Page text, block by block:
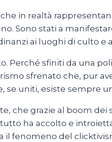
in realtà
Sono stati a
ai luoghi di culto
Perché sfiniti da una
sfrenato che, pur
se uniti, esiste sempre
che grazie al boom
ha accolto e
il fenomeno del